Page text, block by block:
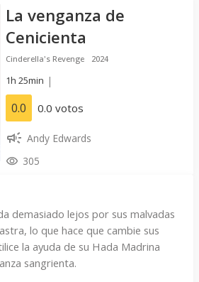
La venganza de
Cenicienta
Cinderella's Revenge 2024
1h 25min |
0.0 0.0 votos
Andy Edwards
305
demasiado lejos por sus malvadas
lo que hace que cambie sus
la ayuda de su Hada Madrina
sangrienta.